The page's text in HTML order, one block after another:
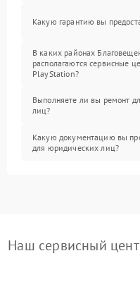
Какую гарантию вы
В каких районах
располагаются сервисные
PlayStation?
Выполняете ли вы ремонт
лиц?
Какую документацию вы
для юридических лиц?
Наш сервисный